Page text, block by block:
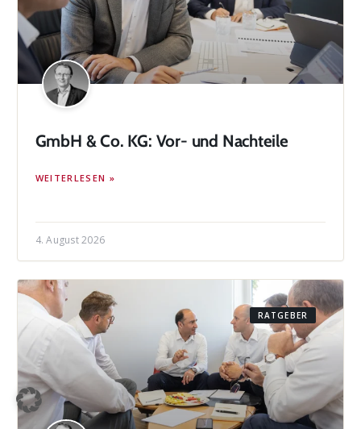
GmbH & Co. KG: Vor- und Nachteile
WEITERLESEN »
4. August 2026
RATGEBER
Kontakt